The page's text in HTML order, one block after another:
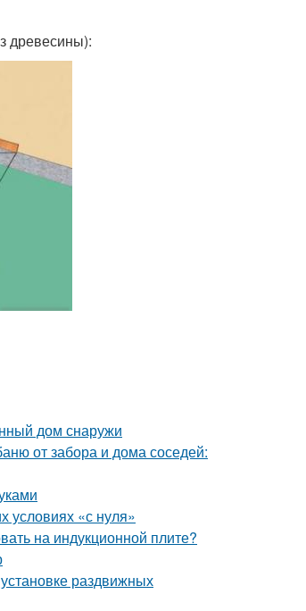
древесины):
дом снаружи
от забора и дома соседей:
условиях «с нуля»
на индукционной плите?
раздвижных